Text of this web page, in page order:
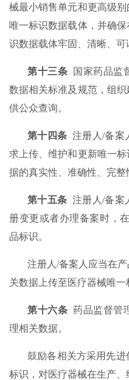
械最小销售单元和更高级
唯一标识数据载体，并确
识数据载体牢固、清晰、可
第十三条
国家药品监
数据相关标准及规范，组织
供公众查询。
第十四条 注册人/备案
求上传、维护和更新唯一
据的真实性、准确性、完整
第十五条 注册人/备案
册变更或者办理备案时，
品标识。
注册人/备案人应当在
关数据上传至医疗器械唯一
第十六条 药品监督管
理相关数据。
鼓励各相关方采用先
标识，对医疗器械在生产、